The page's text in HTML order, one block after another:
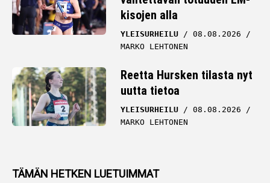
kisojen alla
YLEISURHEILU
08.08.2026
MARKO LEHTONEN
Reetta Hursken tilasta nyt
uutta tietoa
YLEISURHEILU
08.08.2026
MARKO LEHTONEN
TÄMÄN HETKEN LUETUIMMAT